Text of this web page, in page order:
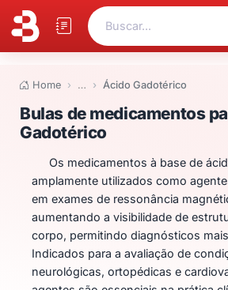
Buscar...
Home … Ácido Gadotérico
Bulas de
Bulas de medicamentos
Gadotérico
Os medicamentos à base de
amplamente utilizados como
em exames de ressonância
aumentando a visibilidade de
corpo, permitindo diagnósticos
Indicados para a avaliação de
neurológicas, ortopédicas e